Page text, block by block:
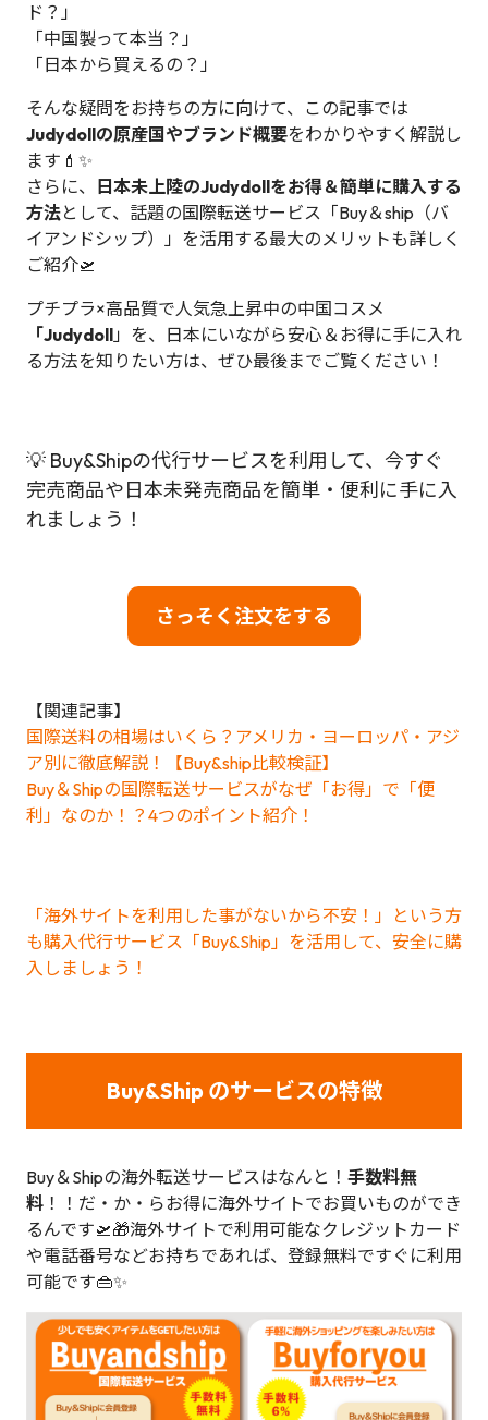
ド？」
「中国製って本当？」
「日本から買えるの？」
そんな疑問をお持ちの方に向けて、この記事では
Judydollの原産国やブランド概要をわかりやすく解説し
ます💄✨
さらに、
日本未上陸のJudydollをお得＆簡単に購入する
方法として、話題の国際転送サービス「Buy＆ship（バ
イアンドシップ）」を活用する最大のメリットも詳しく
ご紹介🛫
プチプラ×高品質で人気急上昇中の中国コスメ
「Judydoll」を、日本にいながら安心＆お得に手に入れ
る方法を知りたい方は、ぜひ最後までご覧ください！
💡 Buy&Shipの代行サービスを利用して、今すぐ
完売商品や日本未発売商品を簡単・便利に手に入
れましょう！
さっそく注文をする
【関連記事】
国際送料の相場はいくら？アメリカ・ヨーロッパ・アジ
ア別に徹底解説！【Buy&ship比較検証】
Buy＆Shipの国際転送サービスがなぜ「お得」で「便
利」なのか！？4つのポイント紹介！
「海外サイトを利用した事がないから不安！」という方
も購入代行サービス「Buy&Ship」を活用して、安全に購
入しましょう！
Buy&Ship のサービスの特徴
Buy＆Shipの海外転送サービスはなんと！ 手数料無
料 ！！だ・か・らお得に海外サイトでお買いものができ
るんです🛫🎁海外サイトで利用可能なクレジットカード
や電話番号などお持ちであれば、登録無料ですぐに利用
可能です👜✨